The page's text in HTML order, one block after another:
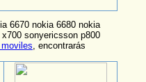
6670 nokia 6680 nokia
sonyericsson p800
, encontrarás